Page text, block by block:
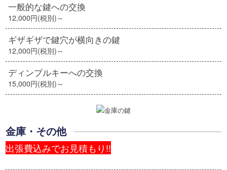
一般的な鍵への交換
12,000円(税別)～
ギザギザで鍵穴が横向きの鍵
12,000円(税別)～
ディンプルキーへの交換
15,000円(税別)～
金庫・その他
出張費込みでお見積もり!!